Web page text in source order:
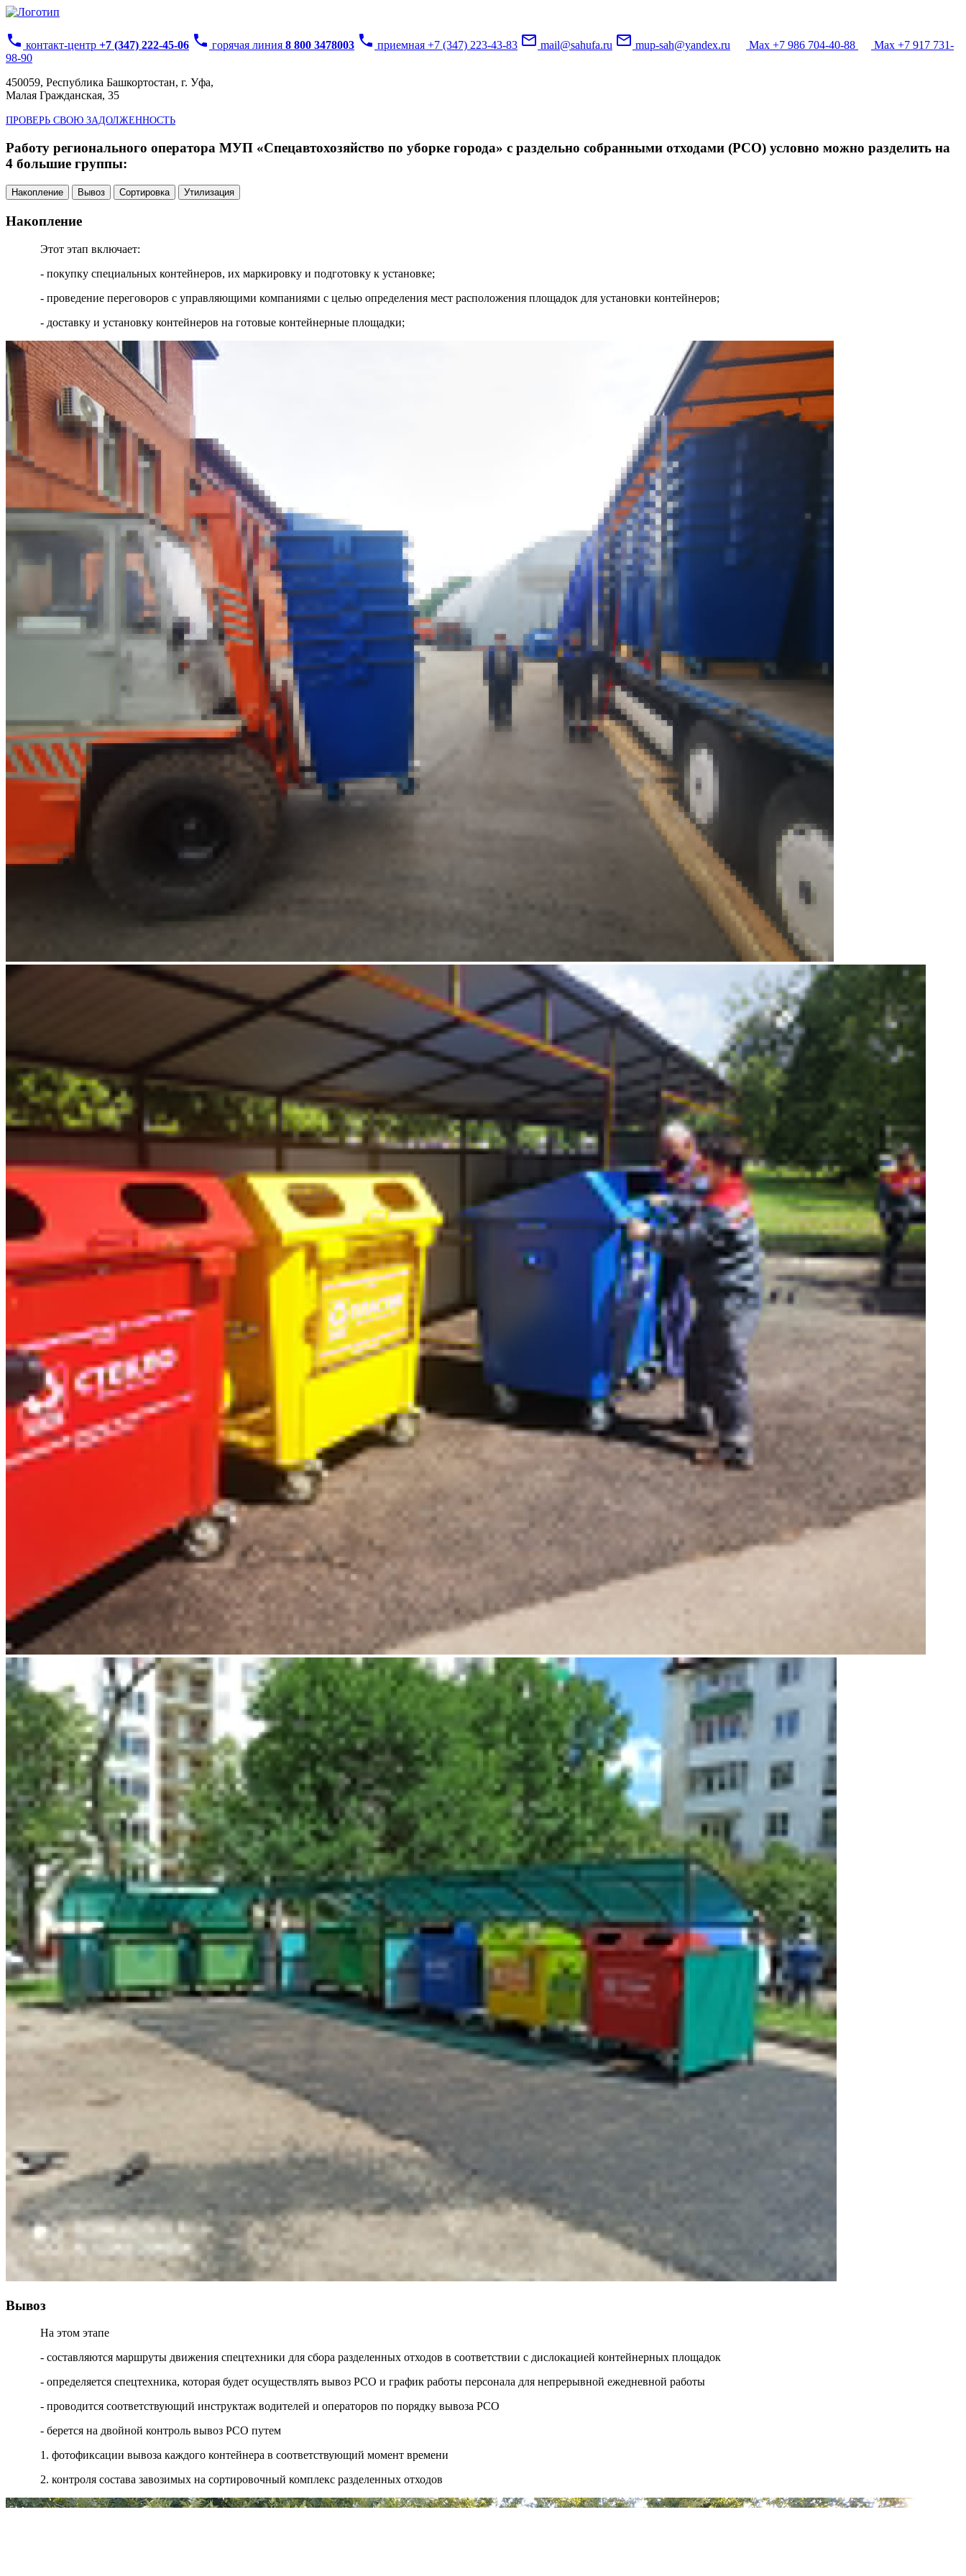
phone контакт-центр +7 (347) 222-45-06 phone горячая линия 8 800 3478003 phone приемная +7 (347) 223-43-83 mail_outline mail@sahufa.ru mail_outline mup-sah@yandex.ru Max +7 986 704-40-88
Max +7 917 731-
98-90
450059, Республика Башкортостан, г. Уфа,
Малая Гражданская, 35
ПРОВЕРЬ СВОЮ ЗАДОЛЖЕННОСТЬ
Работу регионального оператора МУП «Спецавтохозяйство по уборке города» с раздельно собранными отходами (РСО) условно можно разделить на
4 большие группы:
Накопление Вывоз Сортировка Утилизация
Накопление
Этот этап включает:
- покупку специальных контейнеров, их маркировку и подготовку к установке;
- проведение переговоров с управляющими компаниями с целью определения мест расположения площадок для установки контейнеров;
- доставку и установку контейнеров на готовые контейнерные площадки;
Вывоз
На этом этапе
- составляются маршруты движения спецтехники для сбора разделенных отходов в соответствии с дислокацией контейнерных площадок
- определяется спецтехника, которая будет осуществлять вывоз РСО и график работы персонала для непрерывной ежедневной работы
- проводится соответствующий инструктаж водителей и операторов по порядку вывоза РСО
- берется на двойной контроль вывоз РСО путем
1. фотофиксации вывоза каждого контейнера в соответствующий момент времени
2. контроля состава завозимых на сортировочный комплекс разделенных отходов